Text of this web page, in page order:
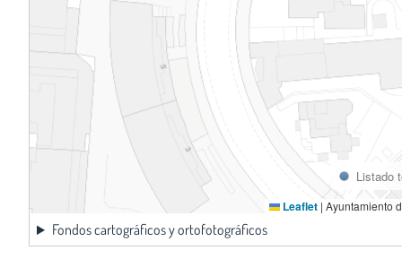
Listado
Leaflet | Ayuntamiento
Fondos cartográficos y ortofotográficos